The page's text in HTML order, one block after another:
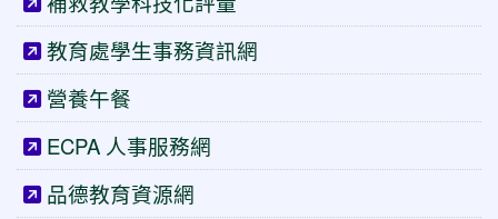
教育處學生事務資訊網
營養午餐
ECPA 人事服務網
品德教育資源網